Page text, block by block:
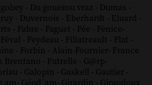
- Du gouezou vraz - Dumas -
- Duvernois - Eberhardt - Eluard -
- Fabre - Faguet - Fée - Fénice-
Féval - Feydeau - Filiatreault - Flat -
- Forbin - Alain-Fournier- France
Brentano - Futrelle - G@rp-
- Galopin - Gaskell - Gautier -